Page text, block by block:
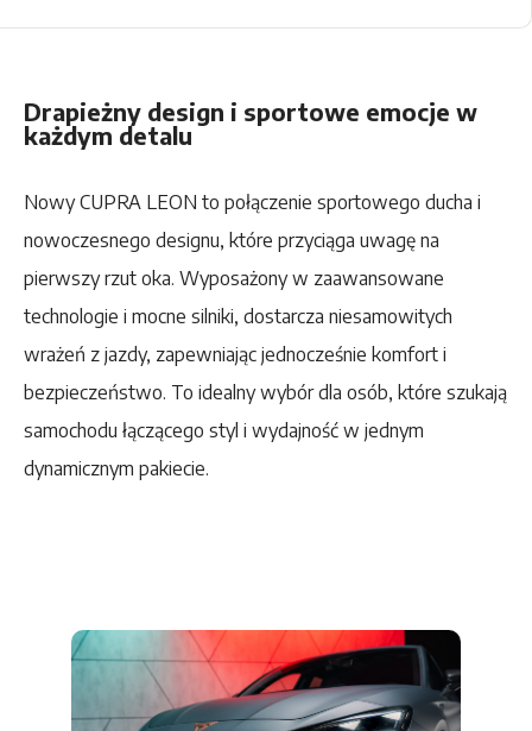
Drapieżny design i sportowe emocje w
każdym detalu
Nowy CUPRA LEON to połączenie sportowego ducha i
nowoczesnego designu, które przyciąga uwagę na
pierwszy rzut oka. Wyposażony w zaawansowane
technologie i mocne silniki, dostarcza niesamowitych
wrażeń z jazdy, zapewniając jednocześnie komfort i
bezpieczeństwo. To idealny wybór dla osób, które szukają
samochodu łączącego styl i wydajność w jednym
dynamicznym pakiecie.